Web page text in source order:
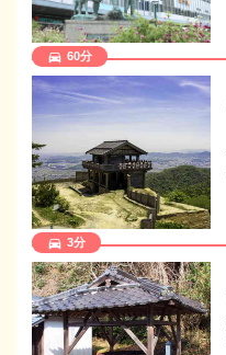
directions_car 60分
directions_car 3分